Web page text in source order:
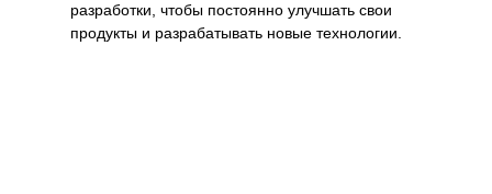
разработки, чтобы постоянно улучшать свои
продукты и разрабатывать новые технологии.